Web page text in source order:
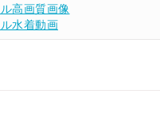
高画質画像
水着動画